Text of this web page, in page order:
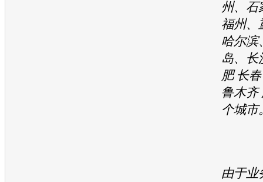
州、石
福州、
哈尔滨
岛、长
肥 长
鲁木齐
个城市
由于业